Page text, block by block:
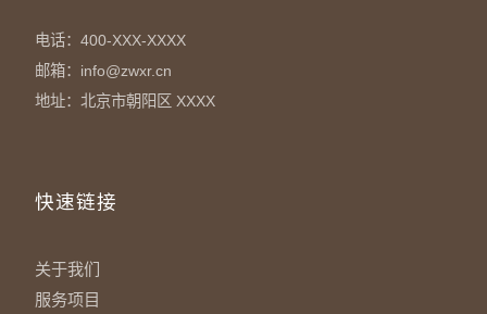
电话：400-XXX-XXXX
邮箱：info@zwxr.cn
地址：北京市朝阳区 XXXX
快速链接
关于我们
服务项目